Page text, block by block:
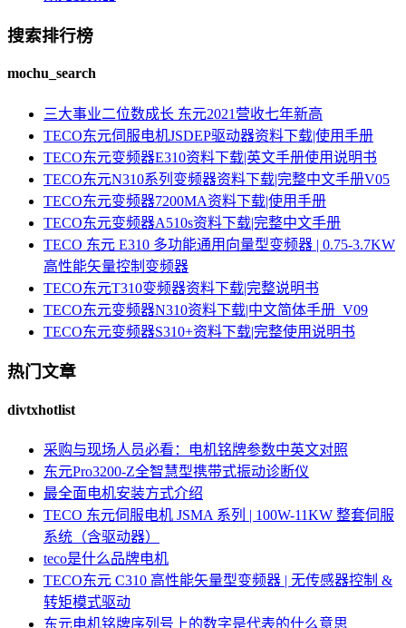
搜索排行榜
mochu_search
三大事业二位数成长 东元2021营收七年新高
TECO东元伺服电机JSDEP驱动器资料下载|使用手册
TECO东元变频器E310资料下载|英文手册使用说明书
TECO东元N310系列变频器资料下载|完整中文手册V05
TECO东元变频器7200MA资料下载|使用手册
TECO东元变频器A510s资料下载|完整中文手册
TECO 东元 E310 多功能通用向量型变频器 | 0.75-3.7KW
高性能矢量控制变频器
TECO东元T310变频器资料下载|完整说明书
TECO东元变频器N310资料下载|中文简体手册_V09
TECO东元变频器S310+资料下载|完整使用说明书
热门文章
divtxhotlist
采购与现场人员必看：电机铭牌参数中英文对照
东元Pro3200-Z全智慧型携带式振动诊断仪
最全面电机安装方式介绍
TECO 东元伺服电机 JSMA 系列 | 100W-11KW 整套伺服
系统（含驱动器）
teco是什么品牌电机
TECO东元 C310 高性能矢量型变频器 | 无传感器控制 &
转矩模式驱动
东元电机铭牌序列号上的数字是代表的什么意思